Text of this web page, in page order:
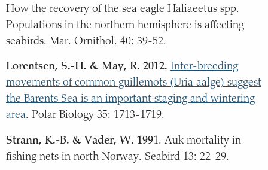
How the recovery of the sea eagle Haliaeetus spp.
Populations in the northern hemisphere is affecting
seabirds. Mar. Ornithol. 40: 39-52.
Lorentsen, S.-H. & May, R. 2012. Inter-breeding
movements of common guillemots (Uria aalge) suggest
the Barents Sea is an important staging and wintering
area. Polar Biology 35: 1713-1719.
Strann, K.-B. & Vader, W. 1991. Auk mortality in
fishing nets in north Norway. Seabird 13: 22-29.